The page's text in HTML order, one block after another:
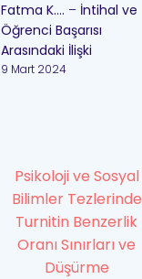
Fatma K…. – İntihal ve
Öğrenci Başarısı
Arasındaki İlişki
9 Mart 2024
Psikoloji ve Sosyal
Bilimler Tezlerinde
Turnitin Benzerlik
Oranı Sınırları ve
Düşürme